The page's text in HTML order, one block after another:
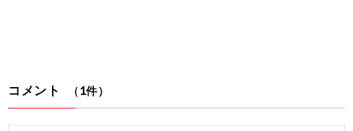
コメント （1件）